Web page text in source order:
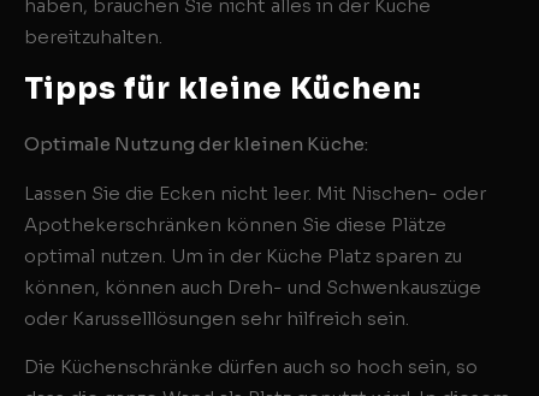
haben, brauchen Sie nicht alles in der Küche
bereitzuhalten.
Tipps für kleine Küchen:
Optimale Nutzung der kleinen Küche:
Lassen Sie die Ecken nicht leer. Mit Nischen- oder
Apothekerschränken können Sie diese Plätze
optimal nutzen. Um in der Küche Platz sparen zu
können, können auch Dreh- und Schwenkauszüge
oder Karusselllösungen sehr hilfreich sein.
Die Küchenschränke dürfen auch so hoch sein, so